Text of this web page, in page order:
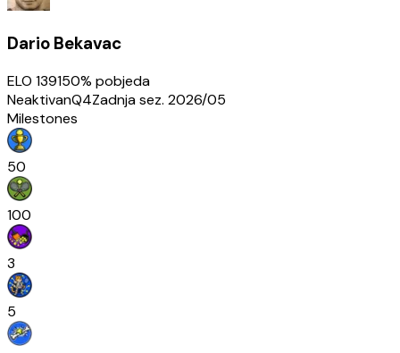
Dario Bekavac
ELO 139150% pobjeda
NeaktivanQ4Zadnja sez. 2026/05
Milestones
50
100
3
5